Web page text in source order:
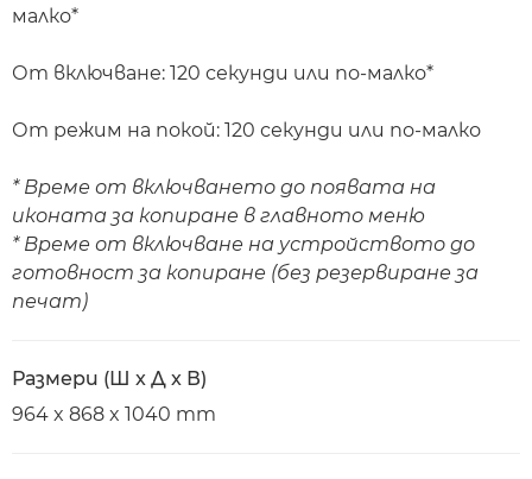
малко*
От включване: 120 секунди или по-малко*
От режим на покой: 120 секунди или по-малко
* Време от включването до появата на
иконата за копиране в главното меню
* Време от включване на устройството до
готовност за копиране (без резервиране за
печат)
Размери (Ш x Д x В)
964 x 868 x 1040 mm